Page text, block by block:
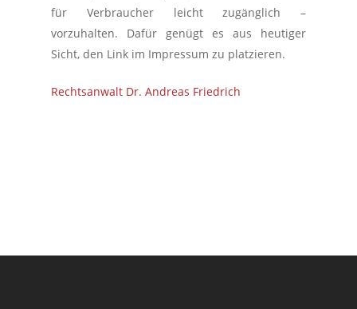
für Verbraucher leicht zugänglich –
vorzuhalten. Dafür genügt es aus heutiger
Sicht, den Link im Impressum zu platzieren.
Rechtsanwalt Dr. Andreas Friedrich